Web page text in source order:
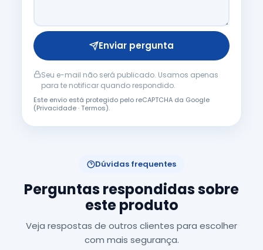
Enviar pergunta
Seu e-mail não será publicado. Usamos apenas
para te notificar quando respondido.
Este envio está protegido pelo reCAPTCHA da Google
(Privacidade·Termos).
Dúvidas frequentes
Perguntas respondidas sobre
este produto
Veja respostas de outros clientes para escolher
com mais segurança.